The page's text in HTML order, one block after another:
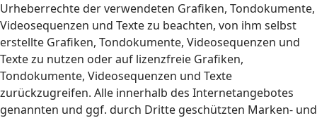
Urheberrechte der verwendeten Grafiken, Tondokumente,
Videosequenzen und Texte zu beachten, von ihm selbst
erstellte Grafiken, Tondokumente, Videosequenzen und
Texte zu nutzen oder auf lizenzfreie Grafiken,
Tondokumente, Videosequenzen und Texte
zurückzugreifen. Alle innerhalb des Internetangebotes
genannten und ggf. durch Dritte geschützten Marken- und